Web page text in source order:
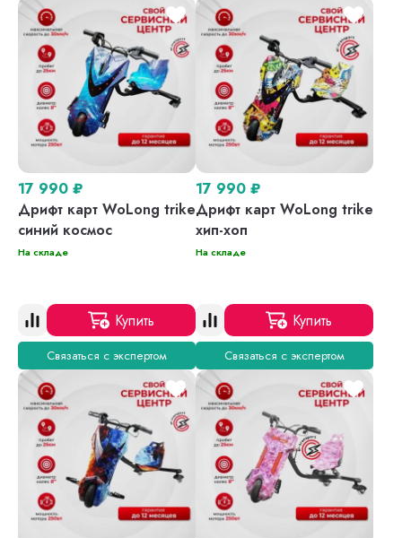
17 990 ₽
Дрифт карт WoLong trike
синий космос
На складе
Купить
Связаться с экспертом
17 990 ₽
Дрифт карт WoLong trike
хип-хоп
На складе
Купить
Связаться с экспертом